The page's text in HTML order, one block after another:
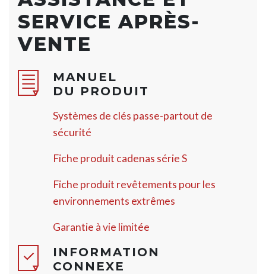
SERVICE APRÈS-
VENTE
MANUEL
DU PRODUIT
Systèmes de clés passe-partout de
sécurité
Fiche produit cadenas série S
Fiche produit revêtements pour les
environnements extrêmes
Garantie à vie limitée
INFORMATION
CONNEXE